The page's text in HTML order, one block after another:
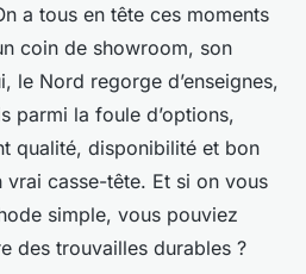
a tous en tête ces moments
coin de showroom, son
le Nord regorge d’enseignes,
parmi la foule d’options,
qualité, disponibilité et bon
casse-tête. Et si on vous
simple, vous pouviez
des trouvailles durables ?